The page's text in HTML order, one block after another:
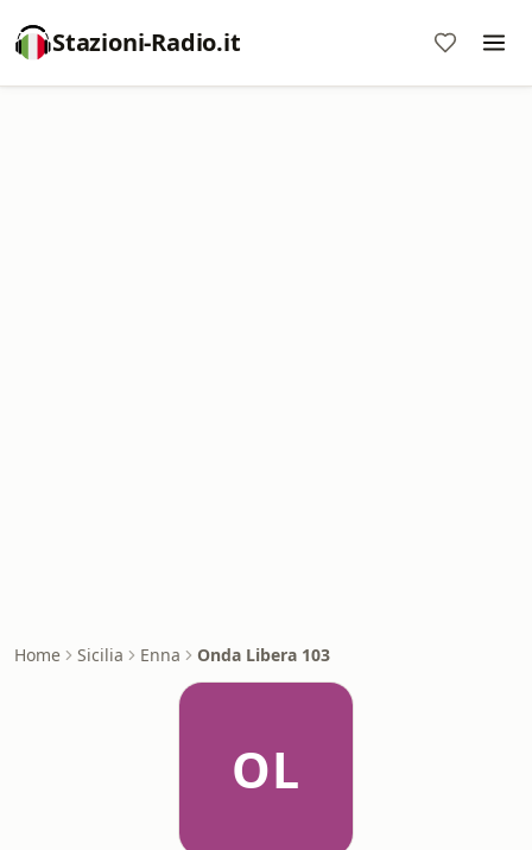
Stazioni-Radio.it
Home Sicilia Enna Onda Libera 103
OL